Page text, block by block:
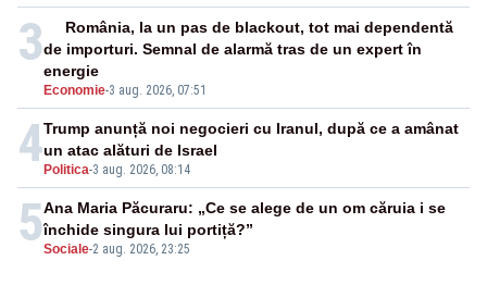
3
Economie-3 aug. 2026, 07:51
România, la un pas de blackout, tot mai dependentă
de importuri. Semnal de alarmă tras de un expert în
energie
4 Politica-3 aug. 2026, 08:14
Trump anunță noi negocieri cu Iranul, după ce a amânat
un atac alături de Israel
5Sociale-2 aug. 2026, 23:25
Ana Maria Păcuraru: „Ce se alege de un om căruia i se
închide singura lui portiță?”